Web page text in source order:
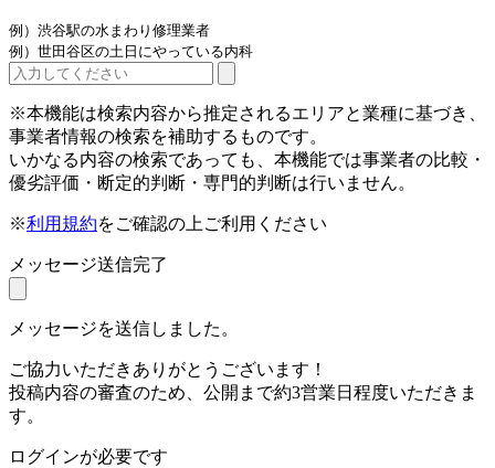
例）渋谷駅の水まわり修理業者
例）世田谷区の土日にやっている内科
※本機能は検索内容から推定されるエリアと業種に基づき、
事業者情報の検索を補助するものです。
いかなる内容の検索であっても、本機能では事業者の比較・
優劣評価・断定的判断・専門的判断は行いません。
※利用規約をご確認の上ご利用ください
メッセージ送信完了
メッセージを送信しました。
ご協力いただきありがとうございます！
投稿内容の審査のため、公開まで約3営業日程度いただきま
す。
ログインが必要です